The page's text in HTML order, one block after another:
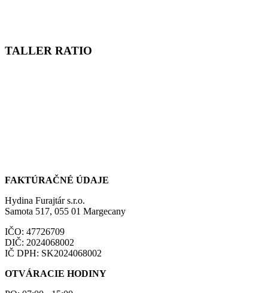
TALLER RATIO
FAKTÚRAČNÉ ÚDAJE
Hydina Furajtár s.r.o.
Samota 517, 055 01 Margecany
IČO: 47726709
DIČ: 2024068002
IČ DPH: SK2024068002
OTVÁRACIE HODINY